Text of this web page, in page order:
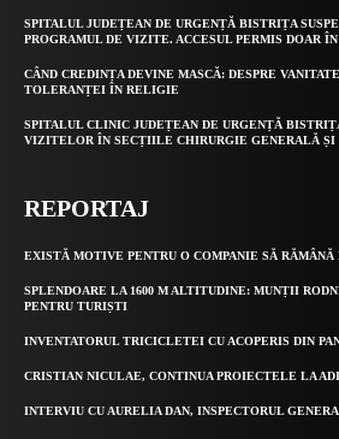
SPITALUL JUDEȚEAN DE URGENȚĂ BISTRIȚA
PROGRAMUL DE VIZITE. ACCESUL PERMIS DOAR
CÂND CREDINȚA DEVINE MASCĂ: DESPRE
TOLERANȚEI ÎN RELIGIE
SPITALUL CLINIC JUDEȚEAN DE URGENȚĂ
VIZITELOR ÎN SECȚIILE CHIRURGIE GENERALĂ ȘI
REPORTAJ
EXISTĂ MOTIVE PENTRU O COMPANIE SĂ RĂMÂNĂ
SPLENDOARE LA 1600 M ALTITUDINE: MUNȚII
PENTRU TURIȘTI
INVENTATORUL TRICICLETEI CU ACOPERIS DIN
CRISTIAN NICULAE, CONTINUA PROIECTELE LA
INTERVIU CU AURELIA DAN, INSPECTORUL